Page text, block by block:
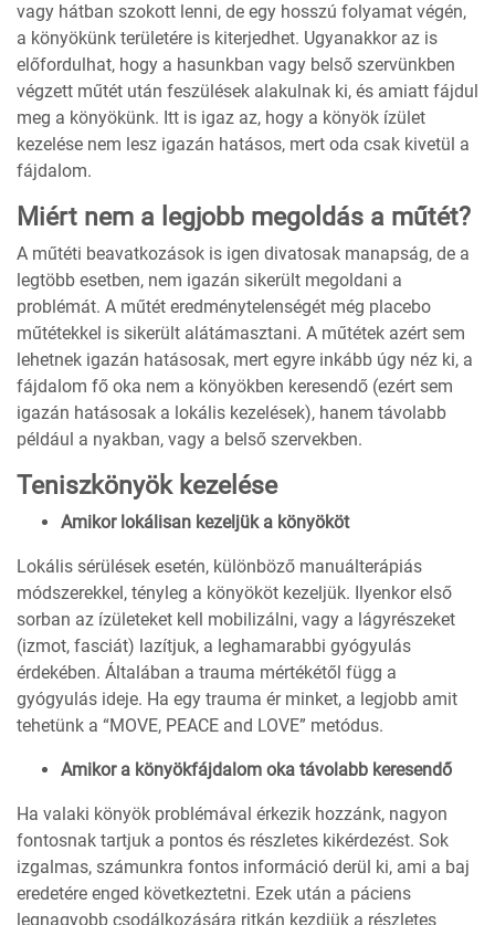
vagy hátban szokott lenni, de egy hosszú folyamat végén,
a könyökünk területére is kiterjedhet. Ugyanakkor az is
előfordulhat, hogy a hasunkban vagy belső szervünkben
végzett műtét után feszülések alakulnak ki, és amiatt fájdul
meg a könyökünk. Itt is igaz az, hogy a könyök ízület
kezelése nem lesz igazán hatásos, mert oda csak kivetül a
fájdalom.
Miért nem a legjobb megoldás a műtét?
A műtéti beavatkozások is igen divatosak manapság, de a
legtöbb esetben, nem igazán sikerült megoldani a
problémát. A műtét eredménytelenségét még placebo
műtétekkel is sikerült alátámasztani. A műtétek azért sem
lehetnek igazán hatásosak, mert egyre inkább úgy néz ki, a
fájdalom fő oka nem a könyökben keresendő (ezért sem
igazán hatásosak a lokális kezelések), hanem távolabb
például a nyakban, vagy a belső szervekben.
Teniszkönyök kezelése
Amikor lokálisan kezeljük a könyököt
Lokális sérülések esetén, különböző manuálterápiás
módszerekkel, tényleg a könyököt kezeljük. Ilyenkor első
sorban az ízületeket kell mobilizálni, vagy a lágyrészeket
(izmot, fasciát) lazítjuk, a leghamarabbi gyógyulás
érdekében. Általában a trauma mértékétől függ a
gyógyulás ideje. Ha egy trauma ér minket, a legjobb amit
tehetünk a “MOVE, PEACE and LOVE” metódus.
Amikor a könyökfájdalom oka távolabb keresendő
Ha valaki könyök problémával érkezik hozzánk, nagyon
fontosnak tartjuk a pontos és részletes kikérdezést. Sok
izgalmas, számunkra fontos információ derül ki, ami a baj
eredetére enged következtetni. Ezek után a páciens
legnagyobb csodálkozására ritkán kezdjük a részletes